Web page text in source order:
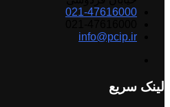
021-47616000
info@pcip.ir
لینک سریع